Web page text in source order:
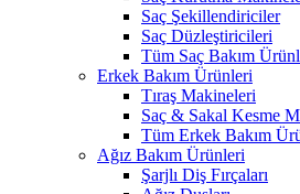
Saç Şekillendiriciler
Saç Düzleştiricileri
Tüm Saç Bakım
Erkek Bakım Ürünleri
Tıraş Makineleri
Saç & Sakal Kesme
Tüm Erkek Bakım
Ağız Bakım Ürünleri
Şarjlı Diş Fırçaları